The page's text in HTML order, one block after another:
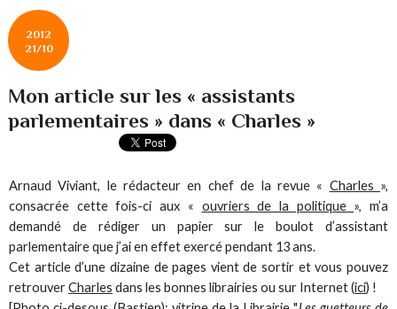
2012
21/10
Mon article sur les « assistants
parlementaires » dans « Charles »
Arnaud Viviant, le rédacteur en chef de la revue « Charles »,
consacrée cette fois-ci aux « ouvriers de la politique », m’a
demandé de rédiger un papier sur le boulot d’assistant
parlementaire que j’ai en effet exercé pendant 13 ans.
Cet article d’une dizaine de pages vient de sortir et vous pouvez
retrouverCharles dans les bonnes librairies ou sur Internet (ici) !